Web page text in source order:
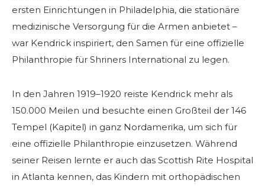
SUCHEN
ersten Einrichtungen in Philadelphia, die stationäre
medizinische Versorgung für die Armen anbietet –
war Kendrick inspiriert, den Samen für eine offizielle
Philanthropie für Shriners International zu legen.
In den Jahren 1919–1920 reiste Kendrick mehr als
150.000 Meilen und besuchte einen Großteil der 146
Tempel (Kapitel) in ganz Nordamerika, um sich für
eine offizielle Philanthropie einzusetzen. Während
seiner Reisen lernte er auch das Scottish Rite Hospital
in Atlanta kennen, das Kindern mit orthopädischen